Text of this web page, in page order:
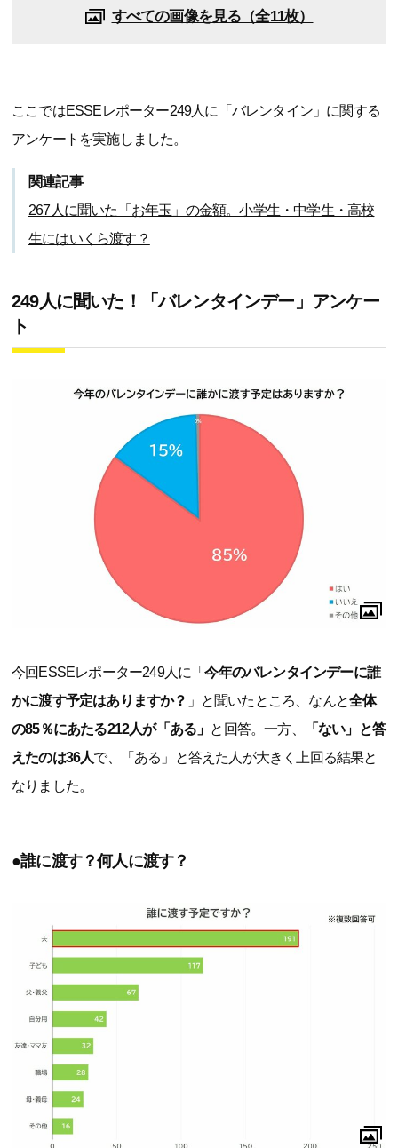
すべての画像を見る（全11枚）
ここではESSEレポーター249人に「バレンタイン」に関する
アンケートを実施しました。
関連記事
267人に聞いた「お年玉」の金額。小学生・中学生・高校
生にはいくら渡す？
249人に聞いた！「バレンタインデー」アンケー
ト
今回ESSEレポーター249人に「今年のバレンタインデーに誰
かに渡す予定はありますか？ 」と聞いたところ、なんと全体
の85％にあたる212人が「ある」 と回答。一方、
「ない」と答
えたのは36人で、「ある」と答えた人が大きく上回る結果と
なりました。
●誰に渡す？何人に渡す？